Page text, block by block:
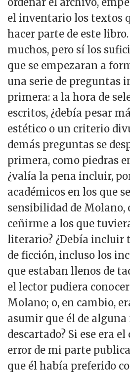
el inventario los textos
hacer parte de este
muchos, pero sí los
que se empezaran a
una serie de preguntas
primera: a la hora de
escritos, ¿debía pesar
estético o un criterio
demás preguntas se
primera, como piedras
¿valía la pena incluir,
académicos en los que
sensibilidad de Molano,
ceñirme a los que
literario? ¿Debía incluir
de ficción, incluso los
que estaban llenos de
el lector pudiera
Molano; o, en cambio,
asumir que él de
descartado? Si ese era el
error de mi parte
que él había preferido